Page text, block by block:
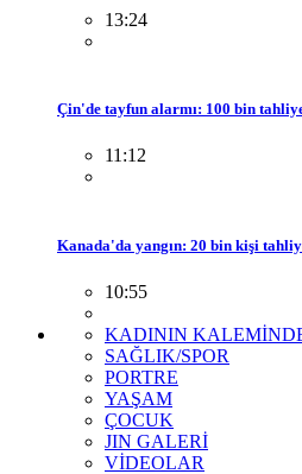
13:24
Çin'de tayfun alarmı: 100 bin
11:12
Kanada'da yangın: 20 bin kişi
10:55
KADININ
SAĞLIK/SPOR
PORTRE
YAŞAM
ÇOCUK
JIN GALERİ
VİDEOLAR